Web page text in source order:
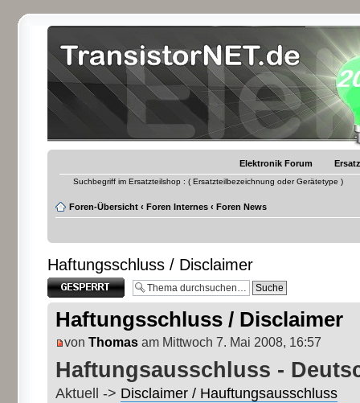
Elektronik Forum
Suchbegriff im Ersatzteilshop : ( Ersatzteilbezeichnung oder Gerätetype )
Foren-Übersicht ‹ Foren Internes ‹ Foren News
Haftungsschluss / Disclaimer
Thema gesperrt
Haftungsschluss / Disclaimer
von Thomas am Mittwoch 7. Mai 2008, 16:57
Haftungsausschluss -
Aktuell -> Disclaimer / Hauftungsausschluss